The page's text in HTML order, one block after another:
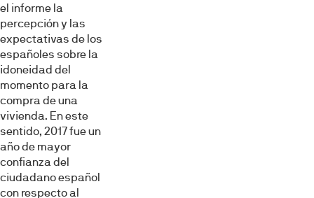
el informe la
percepción y las
expectativas de los
españoles sobre la
idoneidad del
momento para la
compra de una
vivienda. En este
sentido, 2017 fue un
año de mayor
confianza del
ciudadano español
con respecto al